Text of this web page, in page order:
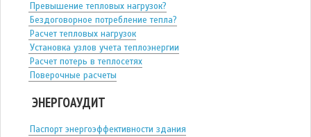
Превышение тепловых нагрузок?
Бездоговорное потребление тепла?
Расчет тепловых нагрузок
Установка узлов учета теплоэнергии
Расчет потерь в теплосетях
Поверочные расчеты
ЭНЕРГОАУДИТ
Паспорт энергоэффективности здания